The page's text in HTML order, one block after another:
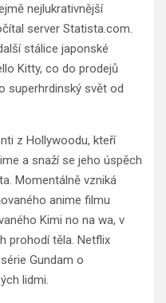
nejlukrativnější
server Statista.com.
stálice japonské
Kitty, co do prodejů
superhrdinský svět od
z Hollywoodu, kteří
a snaží se jeho úspěch
Momentálně vzniká
anime filmu
Kimi no na wa, v
prohodí těla. Netflix
Gundam o
lidmi.